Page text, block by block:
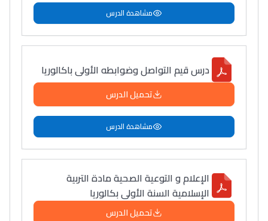
مشاهدة الدرس
درس قيم التواصل وضوابطه الأولى باكالوريا
تحميل الدرس
مشاهدة الدرس
الإعلام و التوعیة الصحیة مادة التربية
الإسلامية السنة الأولى بكالوريا
تحميل الدرس